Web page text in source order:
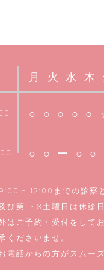
月火水木
○○
○○ー○○
- 12:00までの診察と
び第1・3土曜日は休診日
はご予約・受付をしてお
くださいませ。
電話からの方がスムー